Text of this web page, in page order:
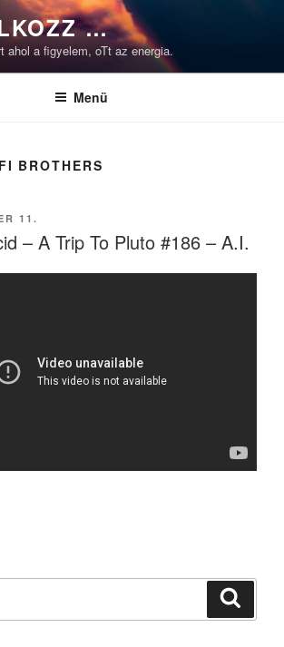
…
a figyelem, oTt az energia.
Menü
BROTHERS
11.
– A Trip To Pluto #186 – A.I.